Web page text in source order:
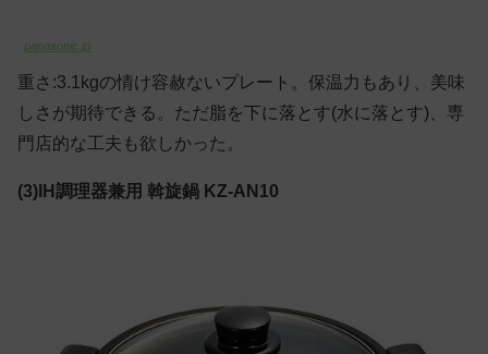
panasonic.jp
重さ:3.1kgの情け容赦ないプレート。保温力もあり、美味
しさが期待できる。ただ脂を下に落とす(水に落とす)、専
門店的な工夫も欲しかった。
(3)IH調理器兼用 斡旋鍋 KZ-AN10